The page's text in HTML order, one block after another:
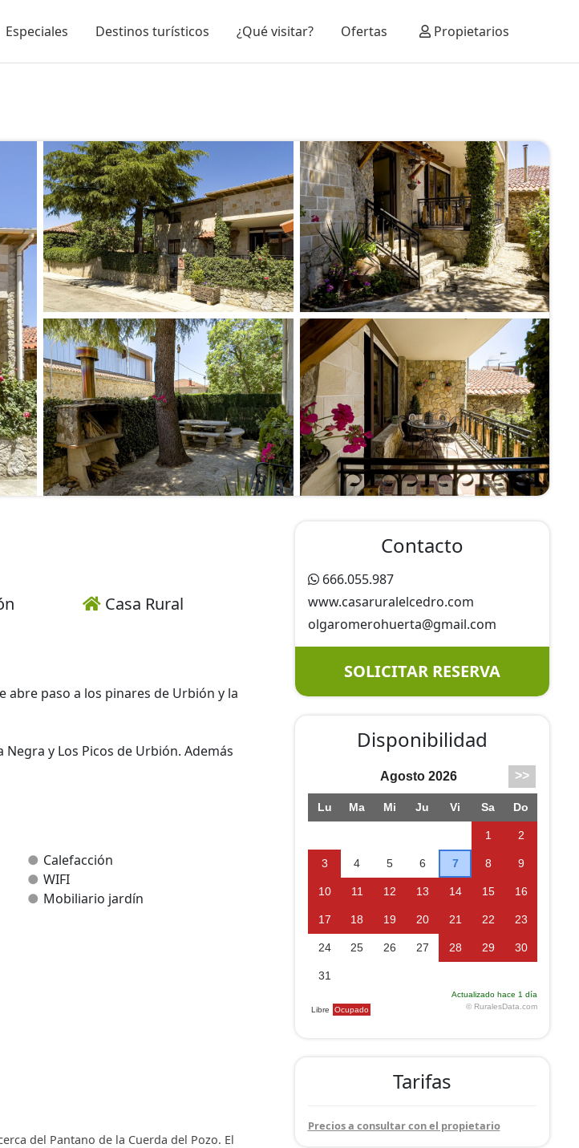
Especiales Destinos turísticos ¿Qué visitar? Ofertas Propietarios
Casa Rural
abre paso a los pinares de Urbión y la
y Los Picos de Urbión. Además
provincia de Soria.
Calefacción
WIFI
Mobiliario jardín
Contacto
666.055.987
www.casaruralelcedro.com
olgaromerohuerta@gmail.com
SOLICITAR RESERVA
Disponibilidad
del Pantano de la Cuerda del Pozo. El
Tarifas
Precios a consultar con el propietario